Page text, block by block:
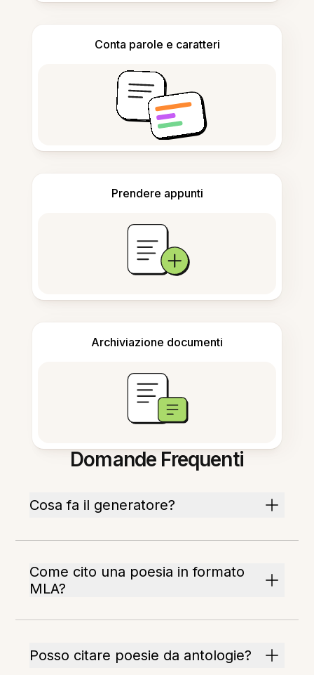
Conta parole e caratteri
Prendere appunti
Archiviazione documenti
Domande Frequenti
Cosa fa il generatore?
Come cito una poesia in formato
MLA?
Posso citare poesie da antologie?